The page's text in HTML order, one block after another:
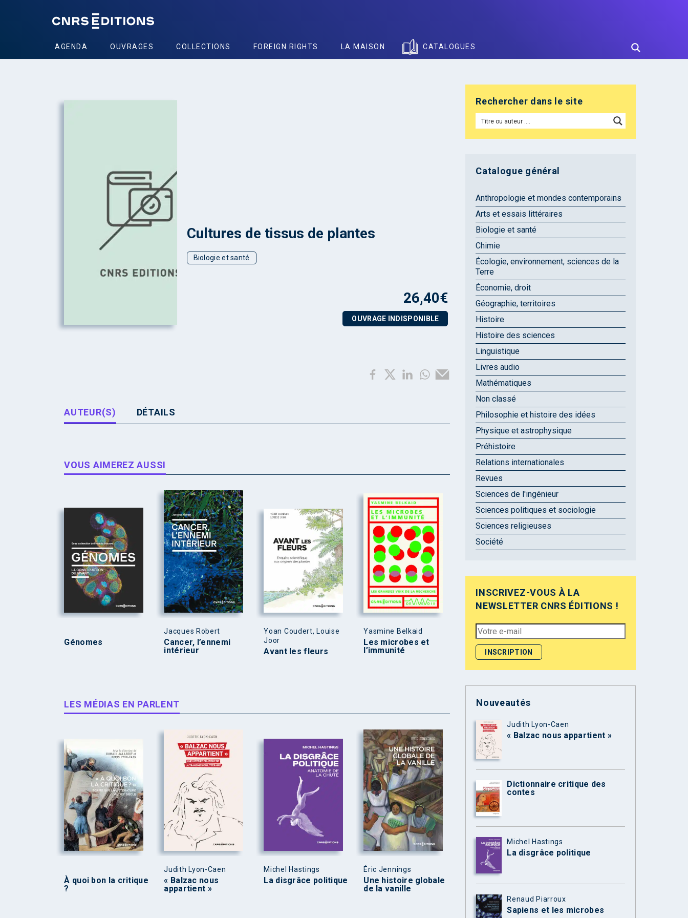
AGENDA OUVRAGES COLLECTIONS FOREIGN RIGHTS LA MAISON CATALOGUES
Cultures de tissus de plantes
Biologie et santé
26,40€
OUVRAGE INDISPONIBLE
AUTEUR(S) DÉTAILS
VOUS AIMEREZ AUSSI
Génomes
Jacques Robert
Cancer, l’ennemi
intérieur
Yoan Coudert, Louise
Joor
Avant les fleurs
Yasmine Belkaid
Les microbes et
l’immunité
LES MÉDIAS EN PARLENT
À quoi bon la critique
?
Judith Lyon-Caen
« Balzac nous
appartient »
Michel Hastings
La disgrâce politique
Éric Jennings
Une histoire globale
de la vanille
Rechercher dans le site
Catalogue général
Anthropologie et mondes contemporains
Arts et essais littéraires
Biologie et santé
Chimie
Écologie, environnement, sciences de la
Terre
Économie, droit
Géographie, territoires
Histoire
Histoire des sciences
Linguistique
Livres audio
Mathématiques
Non classé
Philosophie et histoire des idées
Physique et astrophysique
Préhistoire
Relations internationales
Revues
Sciences de l'ingénieur
Sciences politiques et sociologie
Sciences religieuses
Société
INSCRIVEZ-VOUS À LA
NEWSLETTER CNRS ÉDITIONS !
Nouveautés
Judith Lyon-Caen
« Balzac nous appartient »
Dictionnaire critique des
contes
Michel Hastings
La disgrâce politique
Renaud Piarroux
Sapiens et les microbes